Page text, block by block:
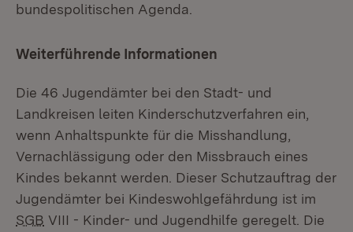
bundespolitischen Agenda.
Weiterführende Informationen
Die 46 Jugendämter bei den Stadt- und
Landkreisen leiten Kinderschutzverfahren ein,
wenn Anhaltspunkte für die Misshandlung,
Vernachlässigung oder den Missbrauch eines
Kindes bekannt werden. Dieser Schutzauftrag der
Jugendämter bei Kindeswohlgefährdung ist im
SGB VIII - Kinder- und Jugendhilfe geregelt. Die